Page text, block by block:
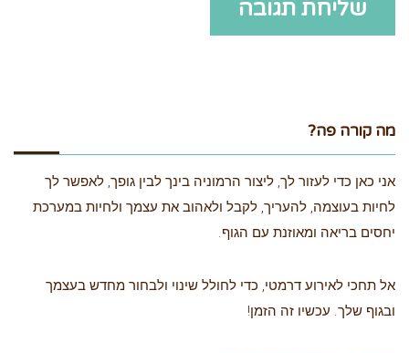
מה קורה פה?
אני כאן כדי לעזור לך, ליצור הרמוניה בינך לבין גופך, לאפשר לך
לחיות בעוצמה, להעריך, לקבל ולאהוב את עצמך ולחיות במערכת
יחסים בריאה ומאוזנת עם הגוף.
אל תחכי לאירוע דרמטי, כדי לחולל שינוי ולבחור מחדש בעצמך
ובגוף שלך. עכשיו זה הזמן!